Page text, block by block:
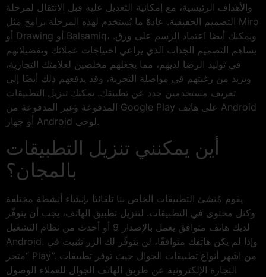
والأهداف الرئيسية، مع إمكانية التعديل عليه قبل الانتقال لمرحلة
التصميم الحقيقية. عادةً ما يُستخدم لهذه المرحلة برامج مثل Miro
أو Drawing أو Balsamiq، ويمكنك أيضًا اعتماد الرسم على ورق.
يساهم التصميم الجذاب الذي يراعي احتياجات عملائك وتفضيلاتهم
في توليد الرضا لديهم، مما يجعلهم مخلصين لعلامتك التجارية،
ويزيد من رغبتهم في مواصلة التجربة، وقد يدفعهم ذلك أيضًا إلى
تعريف مستخدمين جدد عن تطبيقك. يمكنك تنزيل التطبيقات
المدفوعة وغير المدفوعة من Google Play على هاتف Android
أو جهاز Android لوحي.
أين يمكنني تنزيل التطبيقات
بالمجان؟
يقوم مُنشئ التطبيقات الخاص بنا تلقائيًا بإنشاء أنشطة مختلفة
وكتل محتوى في التطبيقات. لتنزيل تطبيق الهاتف، يجب أن يتوفّر
لديك هاتف متوافق يعمل بالإصدار 9 أو أحدث من نظام التشغيل
Android. وإذا لم يكن هاتفك متوافقًا، لن يتوفّر لك الزر تثبيت في
“متجر Play”. من اشهر أنواع تطبيقات الجوال حيث توفر تطبيقات
التجارة الإلكترونية عن طريق الهاتف الجوال للعملاء الوصول